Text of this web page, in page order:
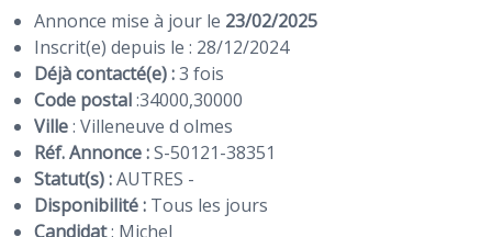
Annonce mise à jour le 23/02/2025
Inscrit(e) depuis le : 28/12/2024
Déjà contacté(e) :3 fois
Code postal:34000,30000
Ville: Villeneuve d olmes
Réf. Annonce :S-50121-38351
Statut(s) :AUTRES -
Disponibilité : Tous les jours
Candidat: Michel